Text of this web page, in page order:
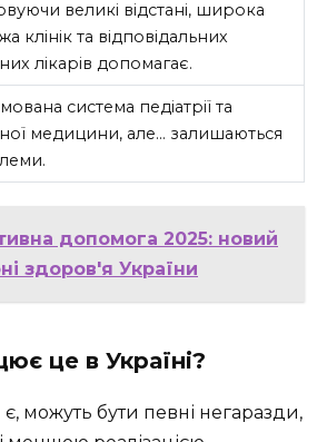
великі відстані, широка
клінік та відповідальних
лікарів допомагає.
система педіатрії та
медицини, але… залишаються
допомога 2025: новий
здоров'я України
це в Україні?
є, можуть бути певні негаразди,